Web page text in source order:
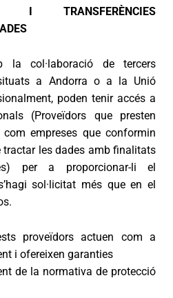
I TRANSFERÈNCIES
la col·laboració de tercers
a Andorra o a la Unió
poden tenir accés a
(Proveïdors que presten
empreses que conformin
tractar les dades amb finalitats
per a proporcionar-li el
sol·licitat més que en el
proveïdorsactuen com a
i ofereixen garanties
de la normativa de protecció